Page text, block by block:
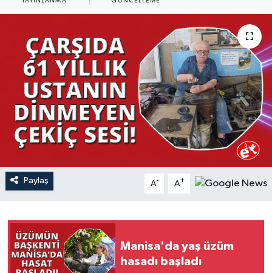
Paylaş A- A+
Manisa'da yaş üzüm
hasadı başladı
SPOR
YAŞAM